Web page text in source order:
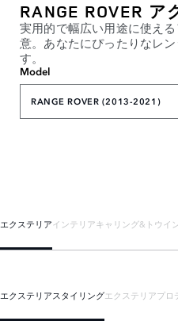
RANGE ROVER ア
実用的で幅広い用途に使え
意。あなたにぴったりなレ
す。
Model
RANGE ROVER (2013-2021)
エクステリアインテリアキャリング&トウイ
エクステリアスタイリングエクステリアプロ